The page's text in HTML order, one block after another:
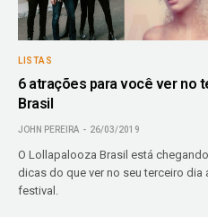
LISTAS
6 atrações para você ver no
Brasil
JOHN PEREIRA 26/03/2019
O Lollapalooza Brasil está
dicas do que ver no seu terceiro
festival.